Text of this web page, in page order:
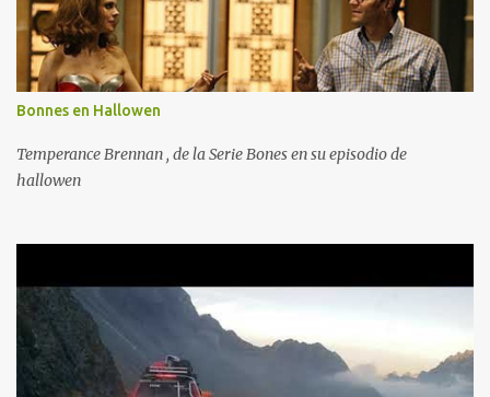
Bonnes en Hallowen
Temperance Brennan , de la Serie Bones en su episodio de
hallowen